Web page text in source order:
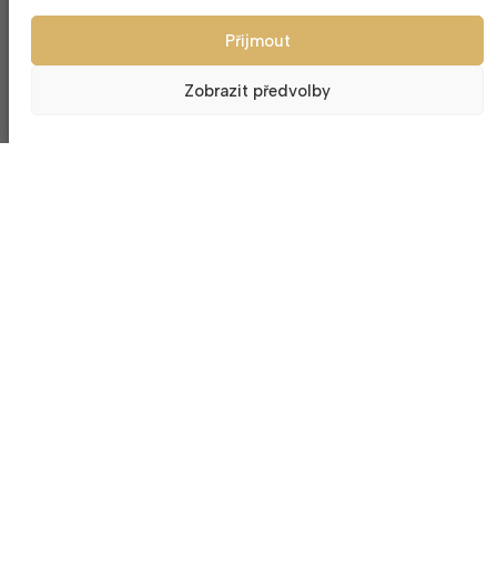
Přijmout
Zobrazit předvolby